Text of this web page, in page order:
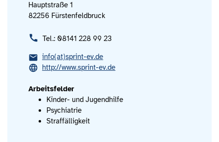
Hauptstraße 1
82256 Fürstenfeldbruck
Tel.: 08141 228 99 23
info(at)sprint-ev.de
http://www.sprint-ev.de
Arbeitsfelder
Kinder- und Jugendhilfe
Psychiatrie
Straffälligkeit